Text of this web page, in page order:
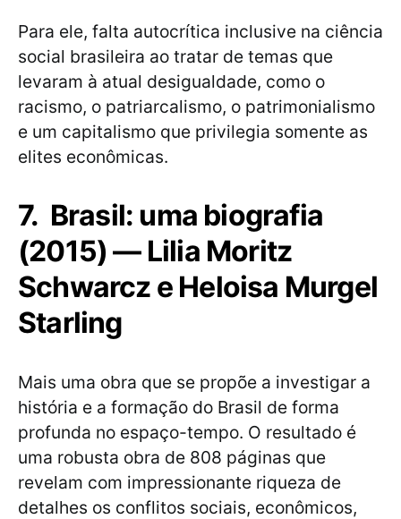
Para ele, falta autocrítica inclusive na ciência
social brasileira ao tratar de temas que
levaram à atual desigualdade, como o
racismo, o patriarcalismo, o patrimonialismo
e um capitalismo que privilegia somente as
elites econômicas.
7. Brasil: uma biografia
(2015) — Lilia Moritz
Schwarcz e Heloisa Murgel
Starling
Mais uma obra que se propõe a investigar a
história e a formação do Brasil de forma
profunda no espaço-tempo. O resultado é
uma robusta obra de 808 páginas que
revelam com impressionante riqueza de
detalhes os conflitos sociais, econômicos,